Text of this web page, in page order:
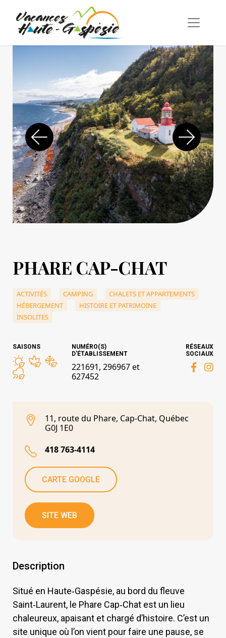
PHARE CAP-CHAT
ACTIVITÉS CAMPING
CHALETS ET APPARTEMENTS
HÉBERGEMENT
HISTOIRE ET PATRIMOINE
INSOLITES
SAISONS
NUMÉRO(S)
D'ÉTABLISSEMENT
221691, 296967 et
627452
RÉSEAUX
SOCIAUX
11, route du Phare, Cap-Chat, Québec
G0J 1E0
418 763-4114
CARTE GOOGLE
SITE WEB
Description
Situé en Haute‑Gaspésie, au bord du fleuve
Saint‑Laurent, le Phare Cap‑Chat est un lieu
chaleureux, apaisant et chargé d’histoire. C’est un
site unique où l’on vient pour faire une pause, se